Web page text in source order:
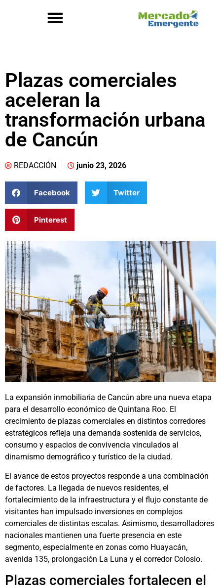
Plazas comerciales
aceleran la
transformación urbana
de Cancún
REDACCIÓN junio 23, 2026
Facebook Twitter
Pinterest
La expansión inmobiliaria de Cancún abre una nueva etapa
para el desarrollo económico de Quintana Roo. El
crecimiento de plazas comerciales en distintos corredores
estratégicos refleja una demanda sostenida de servicios,
consumo y espacios de convivencia vinculados al
dinamismo demográfico y turístico de la ciudad.
El avance de estos proyectos responde a una combinación
de factores. La llegada de nuevos residentes, el
fortalecimiento de la infraestructura y el flujo constante de
visitantes han impulsado inversiones en complejos
comerciales de distintas escalas. Asimismo, desarrolladores
nacionales mantienen una fuerte presencia en este
segmento, especialmente en zonas como Huayacán,
avenida 135, prolongación La Luna y el corredor Colosio.
Plazas comerciales fortalecen el